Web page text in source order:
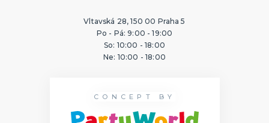
Vltavská 28, 150 00 Praha 5
Po - Pá: 9:00 - 19:00
So: 10:00 - 18:00
Ne: 10:00 - 18:00
CONCEPT BY